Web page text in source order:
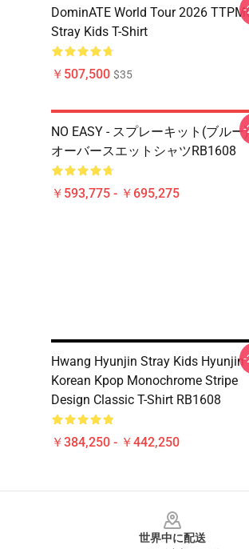
DominATE World Tour 2026
Stray Kids T-Shirt
￥507,500 $35
-
NO EASY - スプレーキット(ブルー
オーバースエットシャツRB1608
￥593,775 - ￥695,275
-
Hwang Hyunjin Stray Kids Hyunjin
Korean Kpop Monochrome Stripe
Design Classic T-Shirt RB1608
￥384,250 - ￥442,250
-
世界中に配送